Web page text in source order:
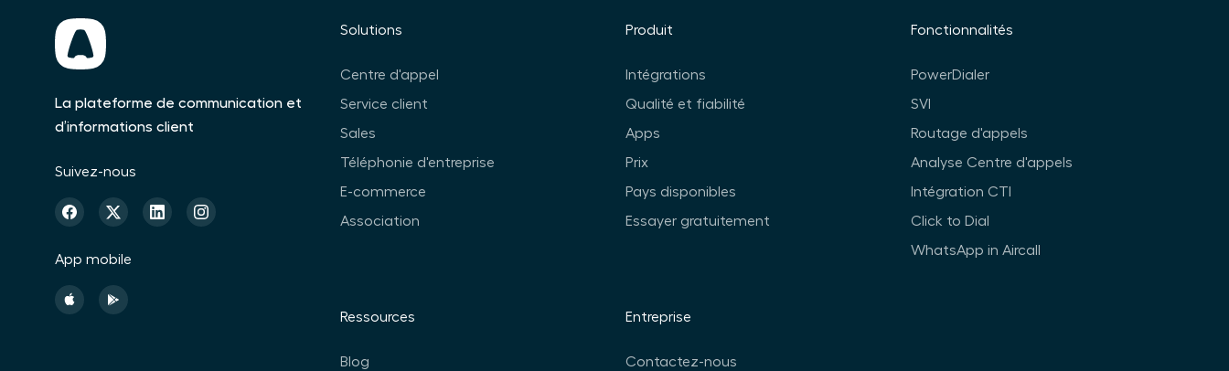
La plateforme de communication et
d’informations client
Suivez-nous
App mobile
Solutions
Centre d'appel
Service client
Sales
Téléphonie d'entreprise
E-commerce
Association
Produit
Intégrations
Qualité et fiabilité
Apps
Prix
Pays disponibles
Essayer gratuitement
Fonctionnalités
PowerDialer
SVI
Routage d'appels
Analyse Centre d'appels
Intégration CTI
Click to Dial
WhatsApp in Aircall
Ressources
Blog
Entreprise
Contactez-nous